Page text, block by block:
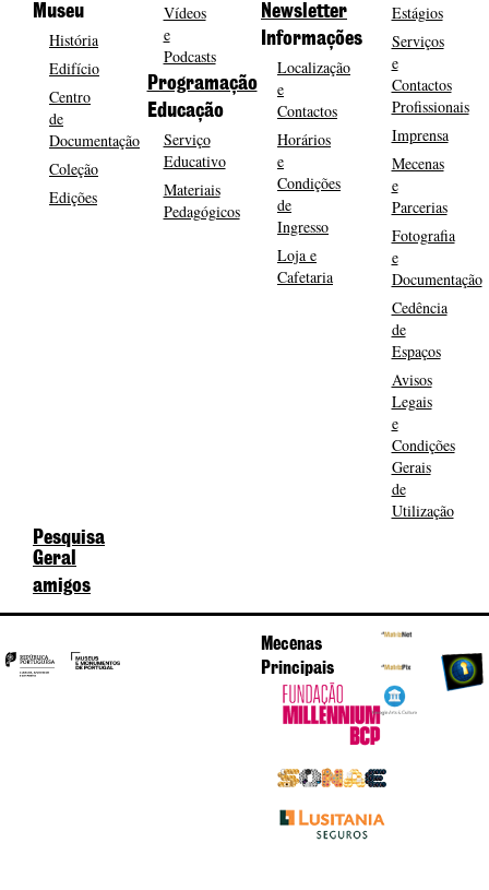
Museu
História
Edifício
Centro
de
Documentação
Coleção
Edições
Vídeos
e
Podcasts
Programação
Educação
Serviço
Educativo
Materiais
Pedagógicos
Newsletter
Informações
Localização
e
Contactos
Horários
e
Condições
de
Ingresso
Loja e
Cafetaria
Estágios
Serviços
e
Contactos
Profissionais
Imprensa
Mecenas
e
Parcerias
Fotografia
e
Documentação
Cedência
de
Espaços
Avisos
Legais
e
Condições
Gerais
de
Utilização
Pesquisa
Geral
amigos
Mecenas
Principais